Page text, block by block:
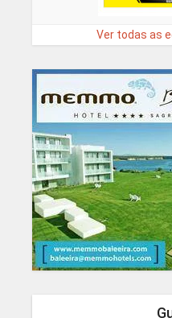
Ver todas as